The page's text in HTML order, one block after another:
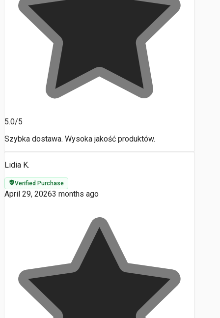
5.0/5
Szybka dostawa. Wysoka jakość produktów.
Lidia K.
Verified Purchase
April 29, 20263 months ago